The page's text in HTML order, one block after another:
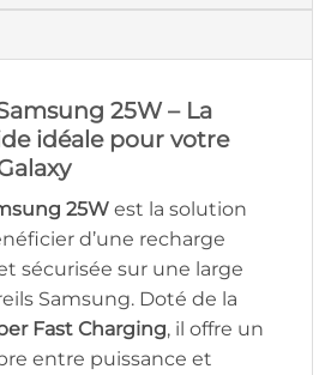
25W – La
idéale pour votre
25W est la solution
d’une recharge
sécurisée sur une large
Samsung. Doté de la
Fast Charging, il offre un
entre puissance et